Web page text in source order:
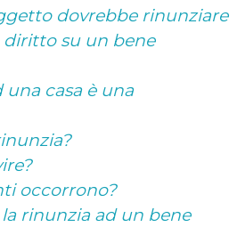
dovrebbe rinunziare
su un bene
una casa è una
occorrono?
rinunzia ad un bene